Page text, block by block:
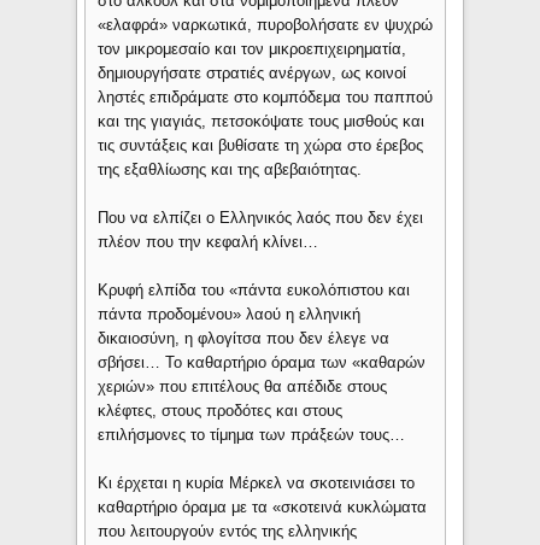
«ελαφρά» ναρκωτικά, πυροβολήσατε εν ψυχρώ
τον μικρομεσαίο και τον μικροεπιχειρηματία,
δημιουργήσατε στρατιές ανέργων, ως κοινοί
ληστές επιδράματε στο κομπόδεμα του παππού
και της γιαγιάς, πετσοκόψατε τους μισθούς και
τις συντάξεις και βυθίσατε τη χώρα στο έρεβος
της εξαθλίωσης και της αβεβαιότητας.
Που να ελπίζει ο Ελληνικός λαός που δεν έχει
πλέον που την κεφαλή κλίνει…
Κρυφή ελπίδα του «πάντα ευκολόπιστου και
πάντα προδομένου» λαού η ελληνική
δικαιοσύνη, η φλογίτσα που δεν έλεγε να
σβήσει… Το καθαρτήριο όραμα των «καθαρών
χεριών» που επιτέλους θα απέδιδε στους
κλέφτες, στους προδότες και στους
επιλήσμονες το τίμημα των πράξεών τους…
Κι έρχεται η κυρία Μέρκελ να σκοτεινιάσει το
καθαρτήριο όραμα με τα «σκοτεινά κυκλώματα
που λειτουργούν εντός της ελληνικής